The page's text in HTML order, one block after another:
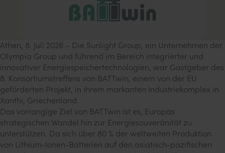
Athen, 8. Juli 2026 – Die Sunlight Group, ein Unternehmen der
Olympia Group und führend im Bereich integrierter und
innovativer Energiespeichertechnologien, war Gastgeber des
8. Konsortiumstreffens von BATTwin, einem von der EU
geförderten Projekt, in ihrem markanten Industriekomplex in
Xanthi, Griechenland.
Das vorrangige Ziel von BATTwin ist es, Europas
strategischen Wandel hin zur Energiesouveränität zu
unterstützen. Da sich über 80 % der weltweiten Produktion
von Lithium-Ionen-Batterien auf den asiatisch-pazifischen